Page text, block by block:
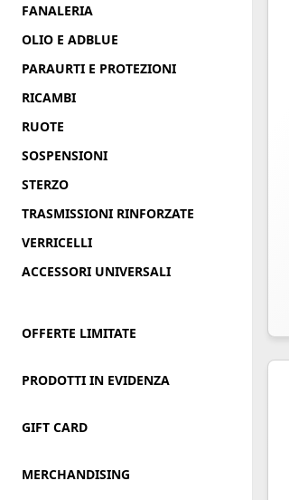
FANALERIA
OLIO E ADBLUE
PARAURTI E PROTEZIONI
RICAMBI
RUOTE
SOSPENSIONI
STERZO
TRASMISSIONI RINFORZATE
VERRICELLI
ACCESSORI UNIVERSALI
OFFERTE LIMITATE
PRODOTTI IN EVIDENZA
GIFT CARD
MERCHANDISING